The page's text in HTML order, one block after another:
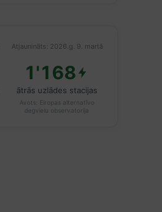
Atjaunināts: 2026.g. 9. martā
1'168
ātrās uzlādes stacijas
Avots: Eiropas alternatīvo
degvielu observatorija